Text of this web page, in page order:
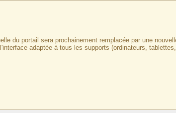
du portail sera prochainement remplacée par une
adaptée à tous les supports (ordinateurs,